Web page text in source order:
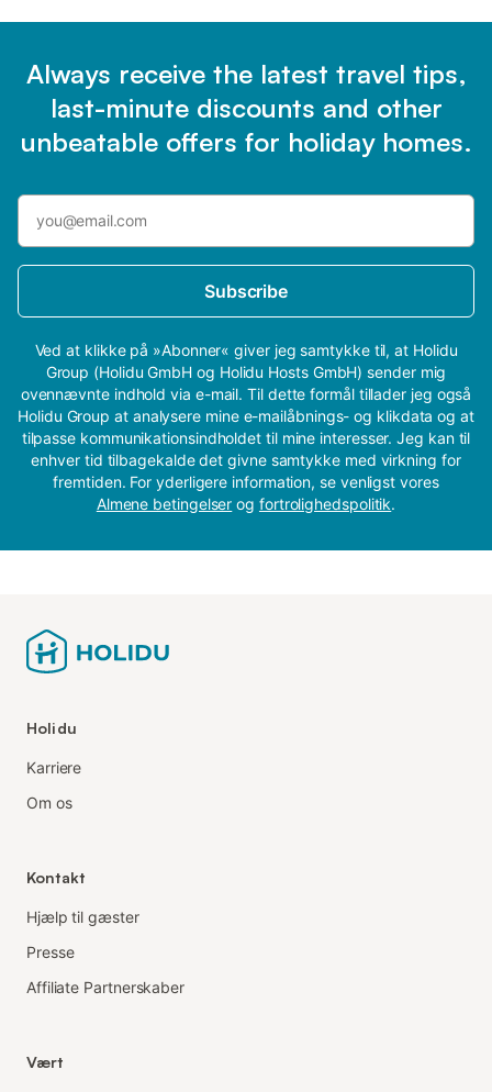
Always receive the latest travel tips,
last-minute discounts and other
unbeatable offers for holiday homes.
Subscribe
Ved at klikke på »Abonner« giver jeg samtykke til, at Holidu
Group (Holidu GmbH og Holidu Hosts GmbH) sender mig
ovennævnte indhold via e-mail. Til dette formål tillader jeg også
Holidu Group at analysere mine e-mailåbnings- og klikdata og at
tilpasse kommunikationsindholdet til mine interesser. Jeg kan til
enhver tid tilbagekalde det givne samtykke med virkning for
fremtiden. For yderligere information, se venligst vores
Almene betingelser og fortrolighedspolitik.
Holidu
Karriere
Om os
Kontakt
Hjælp til gæster
Presse
Affiliate Partnerskaber
Vært